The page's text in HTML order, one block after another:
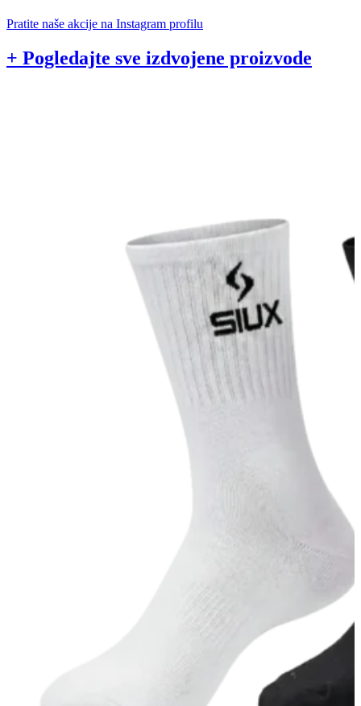
Pratite naše akcije na Instagram profilu
+ Pogledajte sve izdvojene proizvode